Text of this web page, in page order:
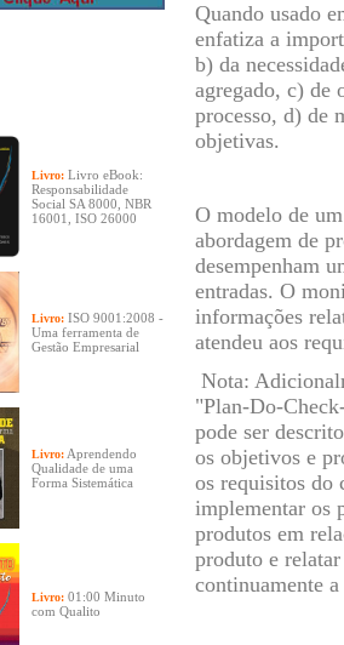
Livro: Livro eBook:
Responsabilidade
Social SA 8000, NBR
16001, ISO 26000
Livro: ISO 9001:2008 -
Uma ferramenta de
Gestão Empresarial
Livro: Aprendendo
Qualidade de uma
Forma Sistemática
Livro: 01:00 Minuto
com Qualito
Quando usado
enfatiza a
b) da
agregado, c) de
processo, d) de
objetivas.
O modelo de
abordagem de
desempenham
entradas. O
informações
atendeu aos
Nota:
"Plan-Do-
pode ser
os objetivos e
os requisitos do
implementar os
produtos em
produto e
continuamente